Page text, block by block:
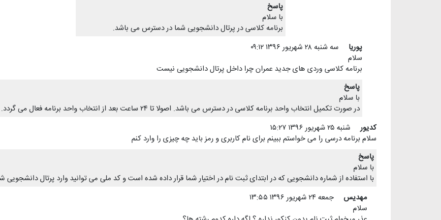
پاسخ
با سلام
برنامه کلاسی در پرتال دانشجویی شما در دسترس می باشد.
پوریا
سه شنبه ۲۸ شهريور ۱۳۹۶ ۰۹:۱۲
سلام
برنامه کلاسی وردی های جدید عمران چرا داخل پرتال دانشجویی نیست
پاسخ
با سلام
در صورت تکمیل انتخاب واحد برنامه کلاسی در دسترس می باشد. اصولا تا ۲۴ ساعت بعد از انتخاب واحد برنامه فعال می گردد.
کدیور
شنبه ۲۵ شهريور ۱۳۹۶ ۱۵:۲۷
سلام برنامه درسی را می خواستم ببینم برای نام کاربری و رمز باید چه چیزی را وارد کنم
پاسخ
با سلام
با استفاده از شماره دانشجویی که در ابتدای ثبت نام در اختیار شما قرار داده شده است و کد ملی می توانید وارد پرتال دانشجویی
مهدیس
جمعه ۲۴ شهريور ۱۳۹۶ ۱۳:۵۵
سلام